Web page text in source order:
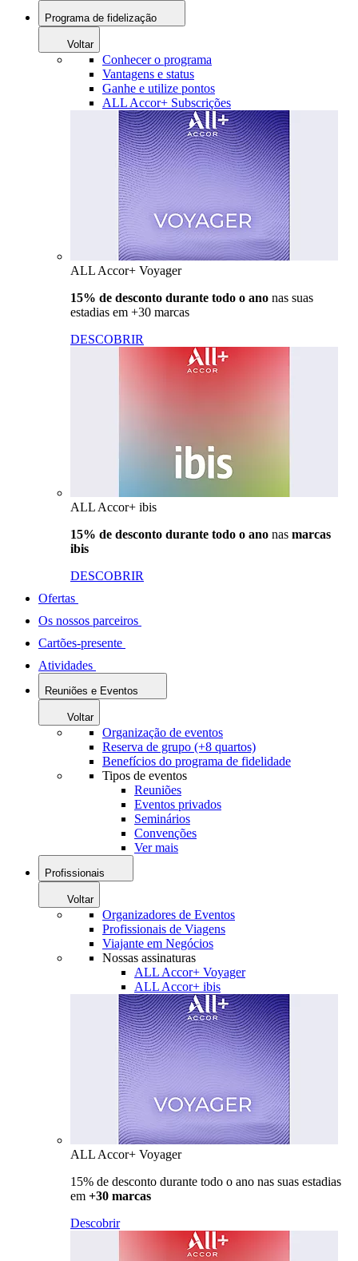
Programa de fidelização
Voltar
Conhecer o programa
Vantagens e status
Ganhe e utilize pontos
ALL Accor+ Subscrições
ALL Accor+ Voyager
15% de desconto durante todo o ano nas suas
estadias em +30 marcas
DESCOBRIR
ALL Accor+ ibis
15% de desconto durante todo o ano nas marcas
ibis
DESCOBRIR
Ofertas
Os nossos parceiros
Cartões-presente
Atividades
Reuniões e Eventos
Voltar
Organização de eventos
Reserva de grupo (+8 quartos)
Benefícios do programa de fidelidade
Tipos de eventos
Reuniões
Eventos privados
Seminários
Convenções
Ver mais
Profissionais
Voltar
Organizadores de Eventos
Profissionais de Viagens
Viajante em Negócios
Nossas assinaturas
ALL Accor+ Voyager
ALL Accor+ ibis
ALL Accor+ Voyager
15% de desconto durante todo o ano nas suas estadias
em +30 marcas
Descobrir